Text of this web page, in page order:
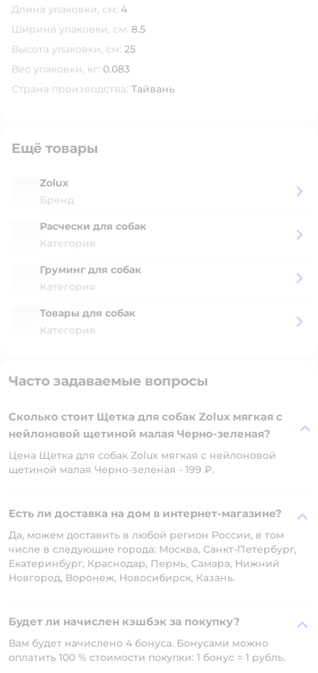
Длина упаковки, см: 4
Ширина упаковки, см: 8.5
Высота упаковки, см: 25
Вес упаковки, кг: 0.083
Страна производства: Тайвань
Ещё товары
Zolux
Бренд
Расчески для собак
Категория
Груминг для собак
Категория
Товары для собак
Категория
Часто задаваемые вопросы
Сколько стоит Щетка для собак Zolux мягкая с
нейлоновой щетиной малая Черно-зеленая?
Цена Щетка для собак Zolux мягкая с нейлоновой
щетиной малая Черно-зеленая - 199 ₽.
Есть ли доставка на дом в интернет-магазине?
Да, можем доставить в любой регион России, в том
числе в следующие города: Москва, Санкт-Петербург,
Екатеринбург, Краснодар, Пермь, Самара, Нижний
Новгород, Воронеж, Новосибирск, Казань.
Будет ли начислен кэшбэк за покупку?
Вам будет начислено 4 бонуса. Бонусами можно
оплатить 100 % стоимости покупки: 1 бонус = 1 рубль.